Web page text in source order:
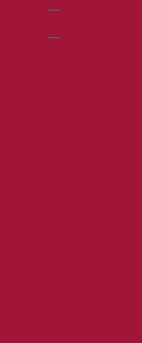
Посетите
детальных
совершить
продаж или через
менеджеры
уровнем сервиса,
качеством